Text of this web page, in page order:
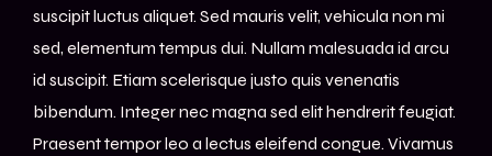
suscipit luctus aliquet. Sed mauris velit, vehicula non mi
sed, elementum tempus dui. Nullam malesuada id arcu
id suscipit. Etiam scelerisque justo quis venenatis
bibendum. Integer nec magna sed elit hendrerit feugiat.
Praesent tempor leo a lectus eleifend congue. Vivamus